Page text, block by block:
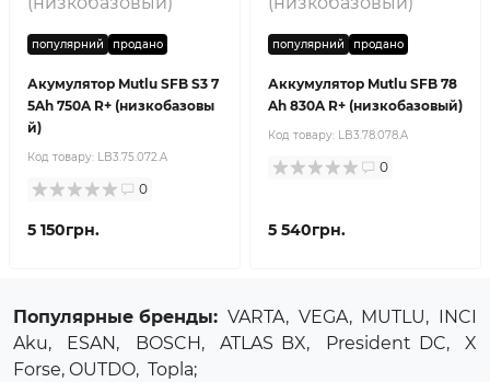
популярний продано
Акумулятор Mutlu SFB S3 7
5Ah 750A R+ (низкобазовы
й)
Код товару: LB3.75.072.A
0
5 150грн.
популярний продано
Аккумулятор Mutlu SFB 78
Ah 830A R+ (низкобазовый)
Код товару: LB3.78.078.A
0
5 540грн.
Популярные бренды: VARTA, VEGA, MUTLU, INCI
Aku, ESAN, BOSCH,ATLAS BX, President DC,X
Forse, OUTDO, Topla;